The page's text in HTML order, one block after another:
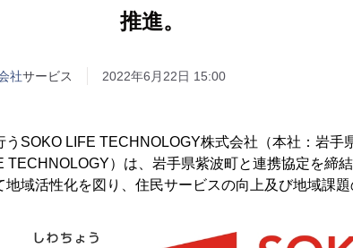
推進。
社サービス 2022年6月22日 15:00
SOKO LIFE TECHNOLOGY株式会社（本社：岩手
TECHNOLOGY）は、岩手県紫波町と連携協定を締
地域活性化を図り、住民サービスの向上及び地域課